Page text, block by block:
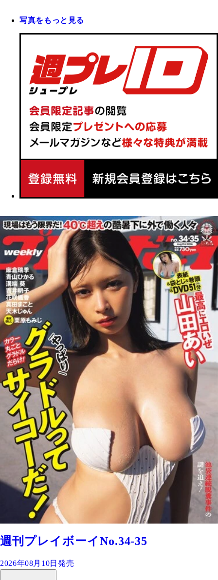
写真をもっと見る
週刊プレイボーイNo.34-35
2026年08月10日発売